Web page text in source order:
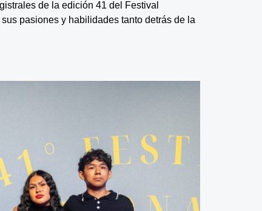
de la edición 41 del Festival
pasiones y habilidades tanto detrás de la